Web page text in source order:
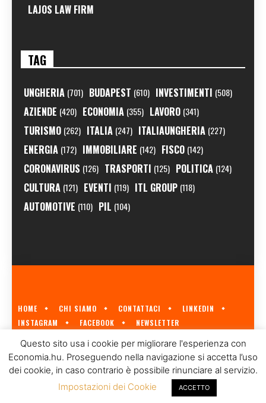
LAJOS LAW FIRM
TAG
UNGHERIA (701) BUDAPEST (610) INVESTIMENTI (508)
AZIENDE (420) ECONOMIA (355) LAVORO (341)
TURISMO (262) ITALIA (247) ITALIAUNGHERIA (227)
ENERGIA (172) IMMOBILIARE (142) FISCO (142)
CORONAVIRUS (126) TRASPORTI (125) POLITICA (124)
CULTURA (121) EVENTI (119) ITL GROUP (118)
AUTOMOTIVE (110) PIL (104)
HOME CHI SIAMO CONTATTACI
LINKEDIN
INSTAGRAM
FACEBOOK NEWSLETTER
ECONOMIA.HU È IL PRIMO GIORNALE ITALIANO SULL'ECONOMIA UNGHERESE
A CURA DIITL GROUP© 2023
Questo sito usa i cookie per migliorare l'esperienza con
Economia.hu. Proseguendo nella navigazione si accetta l’uso
dei cookie, in caso contrario è possibile rinunciare al servizio.
Impostazioni dei Cookie
ACCETTO